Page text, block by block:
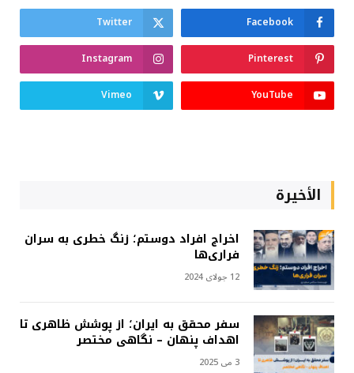
Facebook
Twitter
Pinterest
Instagram
YouTube
Vimeo
الأخيرة
اخراج افراد دوستم؛ زنگ خطری به سران
فراری‌ها
12 جولای 2024
سفر محقق به ایران؛ از پوشش ظاهری تا
اهداف پنهان – نگاهی مختصر
3 می 2025